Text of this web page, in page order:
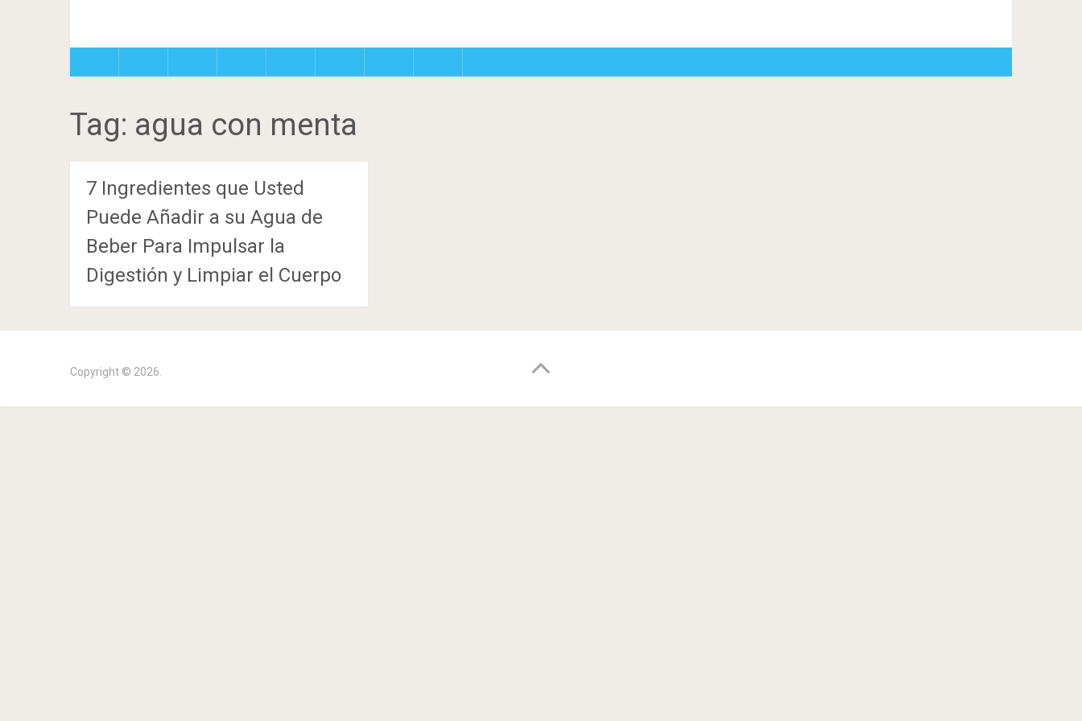
Tag: agua con menta
7 Ingredientes que Usted
Puede Añadir a su Agua de
Beber Para Impulsar la
Digestión y Limpiar el Cuerpo
Copyright © 2026.